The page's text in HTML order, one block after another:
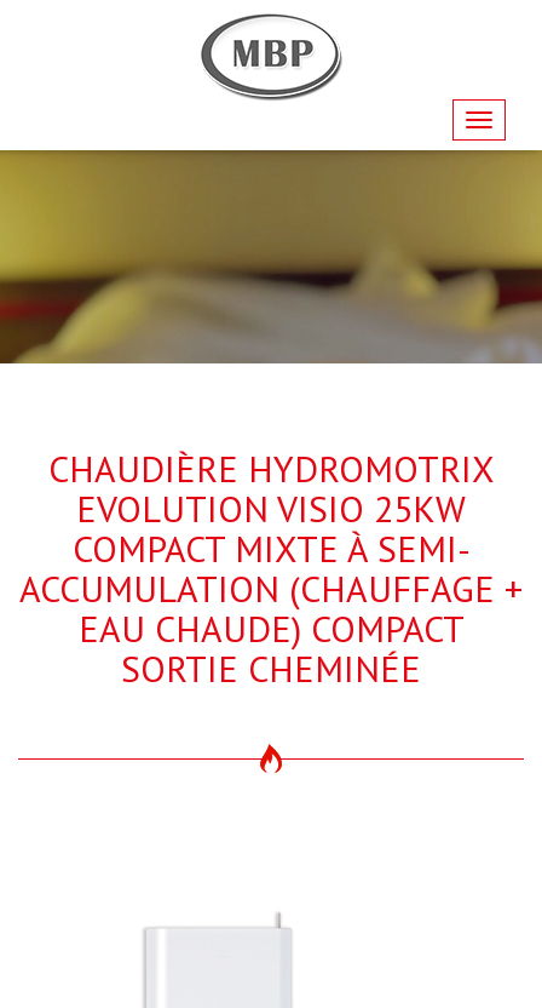
CHAUDIÈRE HYDROMOTRIX
EVOLUTION VISIO 25KW
COMPACT MIXTE À SEMI-
ACCUMULATION (CHAUFFAGE +
EAU CHAUDE) COMPACT
SORTIE CHEMINÉE